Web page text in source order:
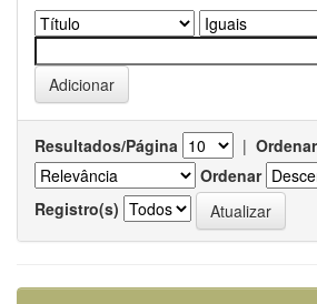
Resultados/Página |
Ordenar
Registro(s)